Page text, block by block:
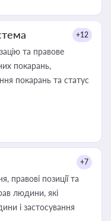
+12
та правове
покарань,
покарань та статус
+7
правові позиції та
людини, які
і застосування